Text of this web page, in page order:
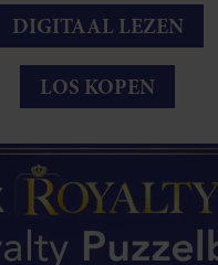
DIGITAAL LEZEN
LOS KOPEN